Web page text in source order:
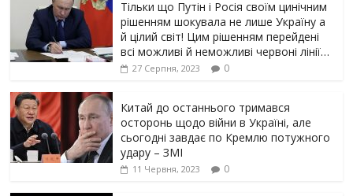
Тільки що Путін і Росія своїм цинічним
рішенням шoкyвaлa не лише Україну а
й цілий світ! Цим рішенням перейдені
всі можливі й неможливі червоні лінії…
27 Серпня, 2023 0
Китай до останнього тримався
осторонь щодо вiйни в Україні, але
сьогодні завдає по Кремлю потужного
yдарy – ЗМІ
11 Червня, 2023 0